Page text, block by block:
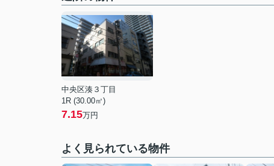
中央区湊３丁目
1R (30.00㎡)
7.15万円
よく見られている物件